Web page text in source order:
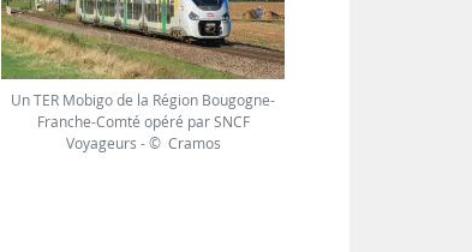
Un TER Mobigo de la Région Bougogne-
Franche-Comté opéré par SNCF
Voyageurs - © Cramos